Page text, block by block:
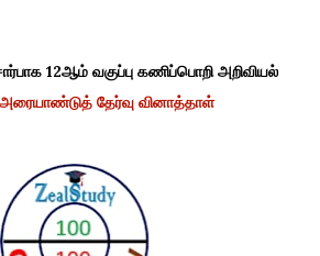
12ஆம் வகுப்பு கணிப்பொறி அறிவியல்
தேர்வு வினாத்தாள்